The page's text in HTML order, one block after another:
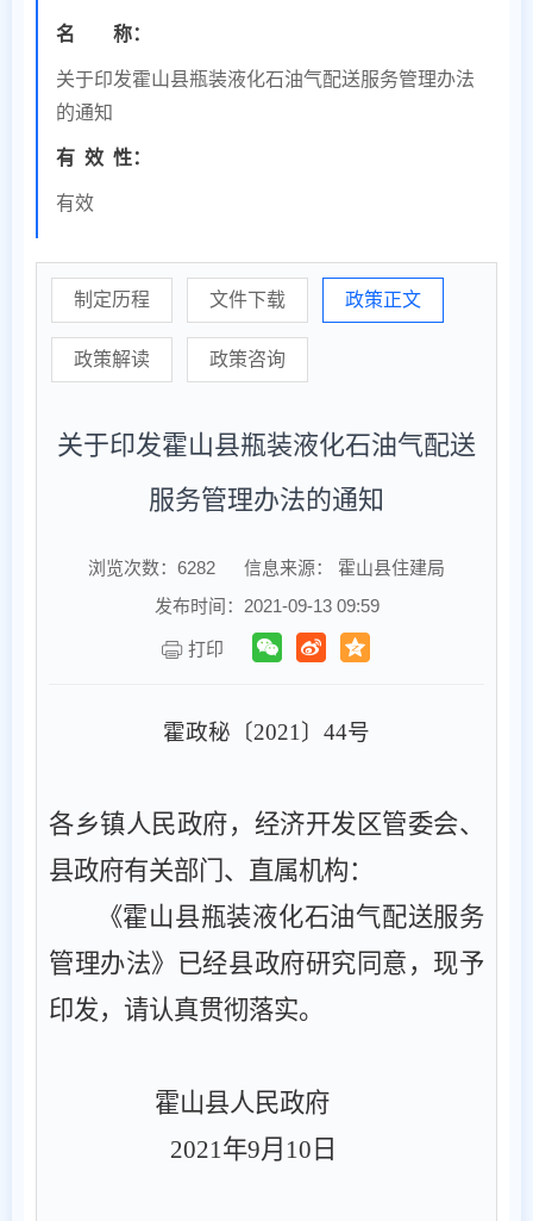
名 称：
关于印发霍山县瓶装液化石油气配送服务管理办法
的通知
有 效 性：
有效
制定历程 文件下载 政策正文
政策解读 政策咨询
关于印发霍山县瓶装液化石油气配送
服务管理办法的通知
浏览次数： 6282
信息来源： 霍山县住建局
发布时间：2021-09-13 09:59
打印
霍政秘〔2021 〕 44号
各乡镇人民政府，经济开发区管委会、
县政府有关部门、直属机构：
《霍山县瓶装液化石油气配送服务
管理办法》已经县政府研究同意，现予
印发，请认真贯彻落实。
霍山县人民政府
2021年9月 10 日